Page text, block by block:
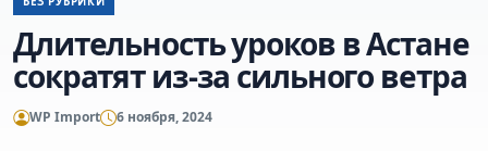
Длительность уроков в Астане
сократят из-за сильного ветра
WP Import 6 ноября, 2024